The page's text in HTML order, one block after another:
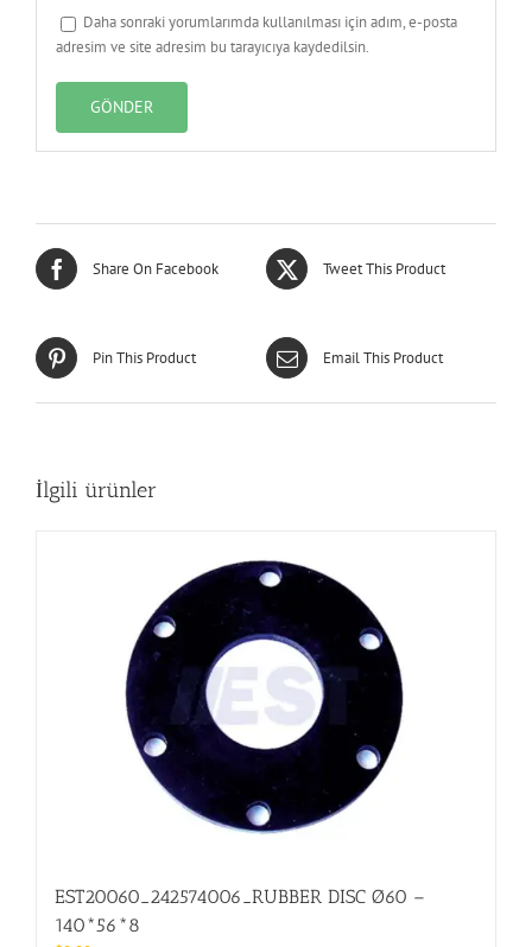
Daha sonraki yorumlarımda kullanılması için adım, e-posta
adresim ve site adresim bu tarayıcıya kaydedilsin.
Share On Facebook Tweet This Product
Pin This Product Email This Product
İlgili ürünler
EST20060_242574006_RUBBER DISC Ø60 –
140*56*8